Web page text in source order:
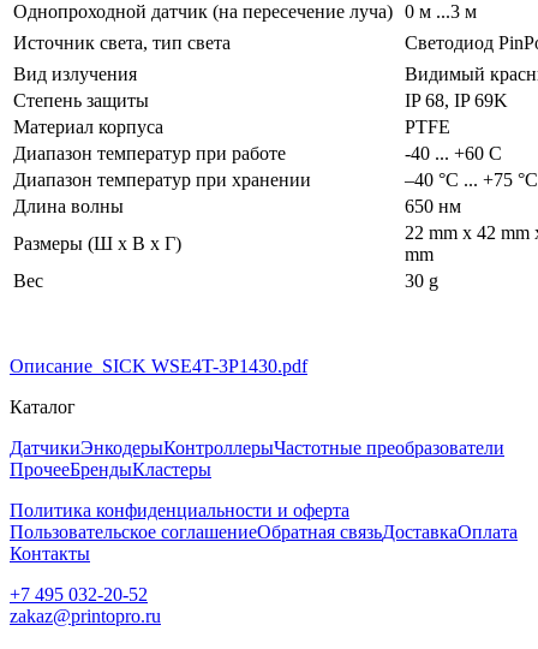
Однопроходной датчик (на пересечение луча) 0 м ...3 м
Источник света, тип света
Светодиод
Вид излучения
Видимый
Степень защиты
IP 68, IP 69K
Материал корпуса
PTFE
Диапазон температур при работе
-40 ... +60 С
Диапазон температур при хранении
–40 °C ... +75 °C
Длина волны
650 нм
Размеры (Ш x В x Г)
22 mm x 42 mm
mm
Вес
30 g
Описание_SICK WSE4T-3P1430.pdf
Каталог
ДатчикиЭнкодерыКонтроллерыЧастотные преобразователи
ПрочееБрендыКластеры
Политика конфиденциальности и оферта
Пользовательское соглашениеОбратная связьДоставкаОплата
Контакты
+7 495 032-20-52
zakaz@printopro.ru